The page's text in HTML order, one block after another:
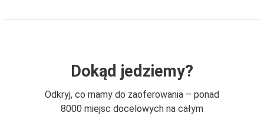
Dokąd jedziemy?
Odkryj, co mamy do zaoferowania – ponad
8000 miejsc docelowych na całym